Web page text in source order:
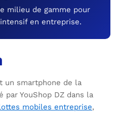
milieu de gamme pour
en entreprise.
un smartphone de la
par YouShop DZ dans la
mobiles entreprise,